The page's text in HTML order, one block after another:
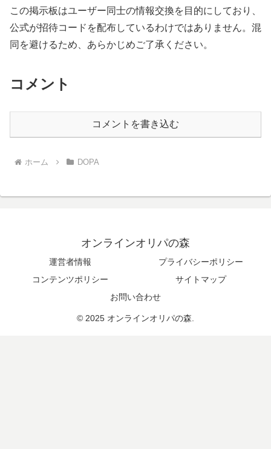
この掲示板はユーザー同士の情報交換を目的にしており、
公式が招待コードを配布しているわけではありません。混
同を避けるため、あらかじめご了承ください。
コメント
コメントを書き込む
ホーム DOPA
オンラインオリパの森
運営者情報
プライバシーポリシー
コンテンツポリシー
サイトマップ
お問い合わせ
© 2025 オンラインオリパの森.